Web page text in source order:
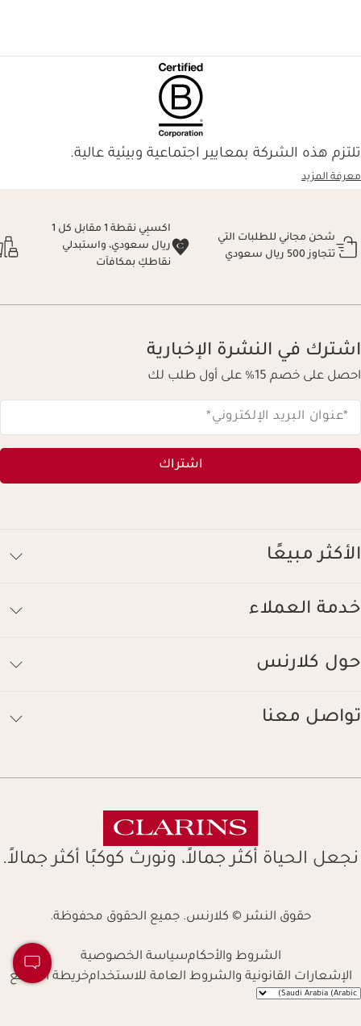
تلتزم هذه الشركة بمعايير اجتماعية وبيئية عالية.
معرفة المزيد
شحن مجاني للطلبات التي
تتجاوز 500 ريال سعودي
اكسبِي نقطة 1 مقابل كل 1
ريال سعودي، واستبدلي
نقاطكِ بمكافآت
اشترك في النشرة الإخبارية
احصل على خصم 15% على أول طلب لك
*عنوان البريد الإلكتروني*
اشتراك
الأكثر مبيعًا
خدمة العملاء
حول كلارنس
تواصل معنا
نجعل الحياة أكثر جمالاً، ونورث كوكبًا أكثر جمالاً.
حقوق النشر © كلارنس. جميع الحقوق محفوظة.
الشروط والأحكامسياسة الخصوصية
الإشعارات القانونية والشروط العامة للاستخدامخريطة الموقع
Navigates to